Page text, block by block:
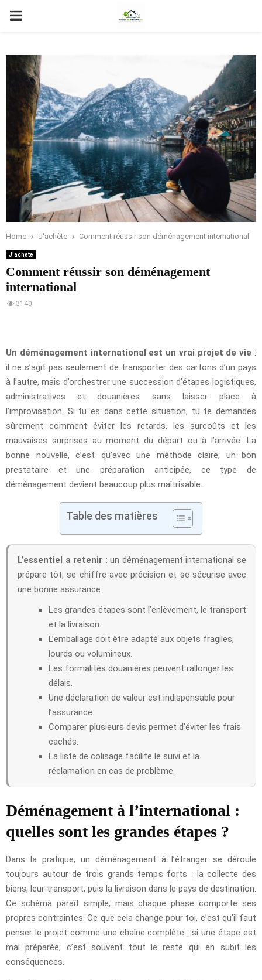
PRIMARY
Home J'achète Comment réussir son déménagement international
J'achète
Comment réussir son déménagement
international
3140
Un déménagement international est un vrai projet de vie :
il ne s’agit pas seulement de transporter des cartons d’un pays
à l’autre, mais d’orchestrer une succession d’étapes logistiques,
administratives et douanières sans laisser place à
l’improvisation. Si tu es dans cette situation, tu te demandes
sûrement comment éviter les retards, les surcoûts et les
mauvaises surprises au moment du départ ou à l’arrivée. La
bonne nouvelle, c’est qu’avec une méthode claire, un bon
prestataire et une préparation anticipée, ce type de
déménagement devient beaucoup plus maîtrisable.
Table des matières
L’essentiel a retenir : un déménagement international se
prépare tôt, se chiffre avec précision et se sécurise avec
une bonne assurance.
Les grandes étapes sont l’enlèvement, le transport
et la livraison.
L’emballage doit être adapté aux objets fragiles,
lourds ou volumineux.
Les formalités douanières peuvent rallonger les
délais.
Une déclaration de valeur est indispensable pour
l’assurance.
Comparer plusieurs devis permet d’éviter les frais
cachés.
La liste de colisage facilite le suivi et la
réclamation en cas de problème.
Déménagement à l’international :
quelles sont les grandes étapes ?
Dans la pratique, un déménagement à l’étranger se déroule
toujours autour de trois grands temps forts : la collecte des
biens, leur transport, puis la livraison dans le pays de destination.
Ce schéma paraît simple, mais chaque phase comporte ses
propres contraintes. Ce que cela change pour toi, c’est qu’il faut
penser le projet comme une chaîne complète : si une étape est
mal préparée, c’est souvent tout le reste qui en subit les
conséquences.